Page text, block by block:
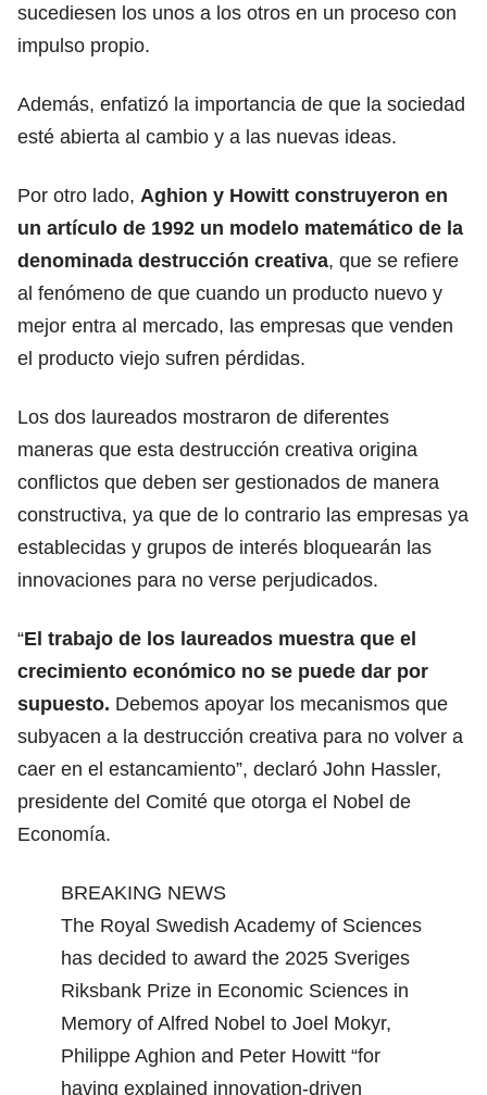
sucediesen los unos a los otros en un proceso con
impulso propio.
Además, enfatizó la importancia de que la sociedad
esté abierta al cambio y a las nuevas ideas.
Por otro lado, Aghion y Howitt construyeron en
un artículo de 1992 un modelo matemático de la
denominada destrucción creativa, que se refiere
al fenómeno de que cuando un producto nuevo y
mejor entra al mercado, las empresas que venden
el producto viejo sufren pérdidas.
Los dos laureados mostraron de diferentes
maneras que esta destrucción creativa origina
conflictos que deben ser gestionados de manera
constructiva, ya que de lo contrario las empresas ya
establecidas y grupos de interés bloquearán las
innovaciones para no verse perjudicados.
“El trabajo de los laureados muestra que el
crecimiento económico no se puede dar por
supuesto. Debemos apoyar los mecanismos que
subyacen a la destrucción creativa para no volver a
caer en el estancamiento”, declaró John Hassler,
presidente del Comité que otorga el Nobel de
Economía.
BREAKING NEWS
The Royal Swedish Academy of Sciences
has decided to award the 2025 Sveriges
Riksbank Prize in Economic Sciences in
Memory of Alfred Nobel to Joel Mokyr,
Philippe Aghion and Peter Howitt “for
having explained innovation-driven